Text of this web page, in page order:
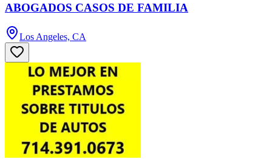
ABOGADOS CASOS DE FAMILIA
Los Angeles, CA